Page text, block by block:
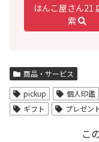
はんこ屋さん21
索
商品・サービス
pickup
個人印鑑
ギフト
プレゼン
こ